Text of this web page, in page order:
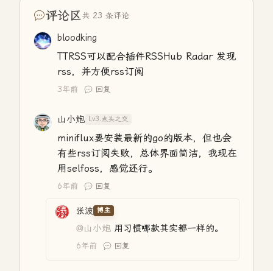
评论区共 23 条评论
bloodking
TTRSS可以配合插件RSSHub Radar 发现
rss，并方便rss订阅
3年前 回复
山小炮 Lv3.点头之交
miniflux要安装最新的go的版本，但也会
有些rss订阅失败，总体界面简洁，我现在
用selfoss，感觉还行。
6年前 回复
张波 博主
@山小炮 用习惯哪款其实都一样的。
6年前 回复